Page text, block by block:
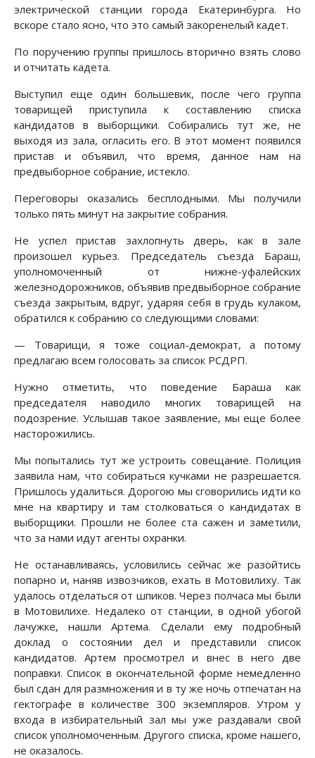
электрической станции города Екатеринбурга. Но
вскоре стало ясно, что это самый закоренелый кадет.
По поручению группы пришлось вторично взять слово
и отчитать кадета.
Выступил еще один большевик, после чего группа
товарищей приступила к составлению списка
кандидатов в выборщики. Собирались тут же, не
выходя из зала, огласить его. В этот момент появился
пристав и объявил, что время, данное нам на
предвыборное собрание, истекло.
Переговоры оказались бесплодными. Мы получили
только пять минут на закрытие собрания.
Не успел пристав захлопнуть дверь, как в зале
произошел курьез. Председатель съезда Бараш,
уполномоченный от нижне-уфалейских
железнодорожников, объявив предвыборное собрание
съезда закрытым, вдруг, ударяя себя в грудь кулаком,
обратился к собранию со следующими словами:
— Товарищи, я тоже социал-демократ, а потому
предлагаю всем голосовать за список РСДРП.
Нужно отметить, что поведение Бараша как
председателя наводило многих товарищей на
подозрение. Услышав такое заявление, мы еще более
насторожились.
Мы попытались тут же устроить совещание. Полиция
заявила нам, что собираться кучками не разрешается.
Пришлось удалиться. Дорогою мы сговорились идти ко
мне на квартиру и там столковаться о кандидатах в
выборщики. Прошли не более ста сажен и заметили,
что за нами идут агенты охранки.
Не останавливаясь, условились сейчас же разойтись
попарно и, наняв извозчиков, ехать в Мотовилиху. Так
удалось отделаться от шпиков. Через полчаса мы были
в Мотовилихе. Недалеко от станции, в одной убогой
лачужке, нашли Артема. Сделали ему подробный
доклад о состоянии дел и представили список
кандидатов. Артем просмотрел и внес в него две
поправки. Список в окончательной форме немедленно
был сдан для размножения и в ту же ночь отпечатан на
гектографе в количестве 300 экземпляров. Утром у
входа в избирательный зал мы уже раздавали свой
список уполномоченным. Другого списка, кроме нашего,
не оказалось.